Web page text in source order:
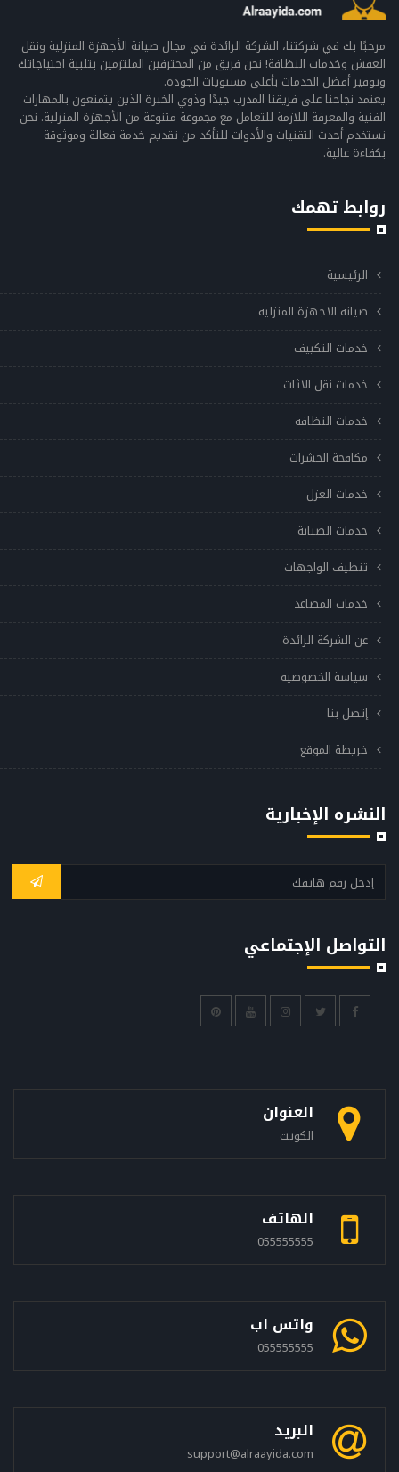
مرحبًا بك في شركتنا، الشركة الرائدة في مجال صيانة الأجهزة المنزلية ونقل
العفش وخدمات النظافة! نحن فريق من المحترفين الملتزمين بتلبية احتياجاتك
وتوفير أفضل الخدمات بأعلى مستويات الجودة.
يعتمد نجاحنا على فريقنا المدرب جيدًا وذوي الخبرة الذين يتمتعون بالمهارات
الفنية والمعرفة اللازمة للتعامل مع مجموعة متنوعة من الأجهزة المنزلية. نحن
نستخدم أحدث التقنيات والأدوات للتأكد من تقديم خدمة فعالة وموثوقة
بكفاءة عالية.
روابط تهمك
الرئيسية
صيانة الاجهزة المنزلية
خدمات التكييف
خدمات نقل الاثاث
خدمات النظافه
مكافحة الحشرات
خدمات العزل
خدمات الصيانة
تنظيف الواجهات
خدمات المصاعد
عن الشركة الرائدة
سياسة الخصوصيه
إتصل بنا
خريطة الموقع
النشره الإخبارية
التواصل الإجتماعي
العنوان
الكويت
الهاتف
055555555
واتس اب
055555555
البريد
support@alraayida.com